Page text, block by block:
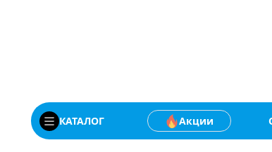
Купить
КАТАЛОГ Акции